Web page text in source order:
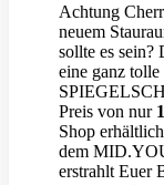
Achtung
neuem
sollte es
eine ganz
Preis von nur
Shop
dem
erstrahlt Euer